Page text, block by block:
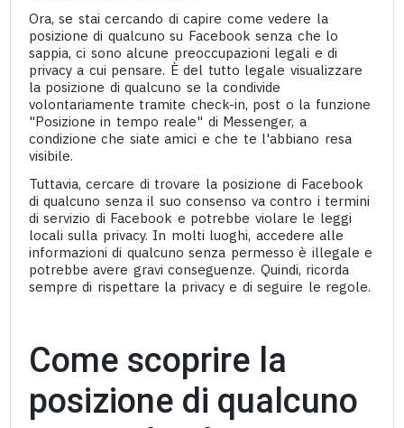
Ora, se stai cercando di capire come vedere la
posizione di qualcuno su Facebook senza che lo
sappia, ci sono alcune preoccupazioni legali e di
privacy a cui pensare. È del tutto legale visualizzare
la posizione di qualcuno se la condivide
volontariamente tramite check-in, post o la funzione
"Posizione in tempo reale" di Messenger, a
condizione che siate amici e che te l'abbiano resa
visibile.
Tuttavia, cercare di trovare la posizione di Facebook
di qualcuno senza il suo consenso va contro i termini
di servizio di Facebook e potrebbe violare le leggi
locali sulla privacy. In molti luoghi, accedere alle
informazioni di qualcuno senza permesso è illegale e
potrebbe avere gravi conseguenze. Quindi, ricorda
sempre di rispettare la privacy e di seguire le regole.
Come scoprire la
posizione di qualcuno